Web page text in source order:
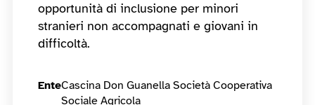
opportunità di inclusione per minori
stranieri non accompagnati e giovani in
difficoltà.
EnteCascina Don Guanella Società Cooperativa
Sociale Agricola